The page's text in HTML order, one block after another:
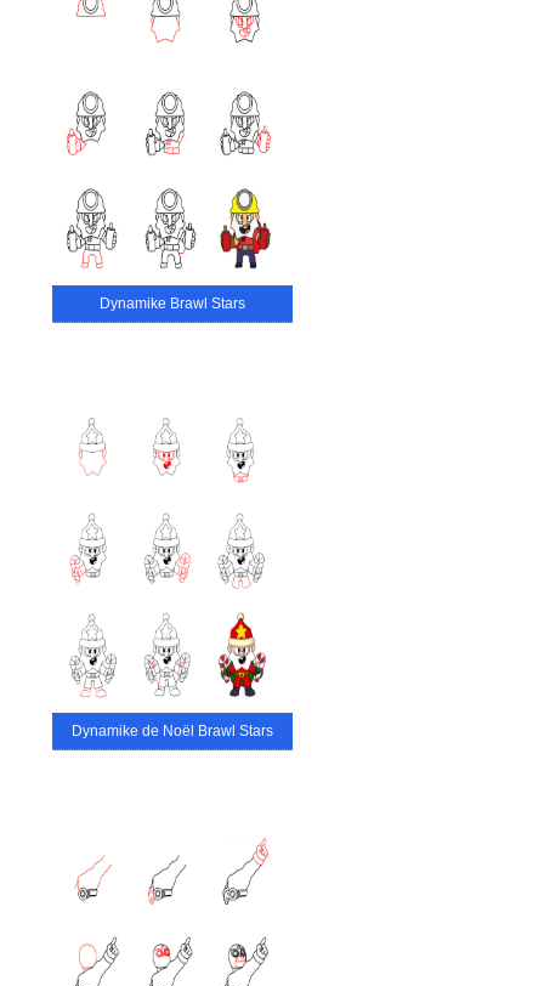
Dynamike Brawl Stars
Dynamike de Noël Brawl Stars